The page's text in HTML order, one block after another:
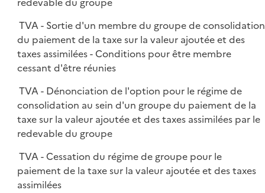
TVA - Sortie d'un membre du groupe de consolidation
du paiement de la taxe sur la valeur ajoutée et des
taxes assimilées - Conditions pour être membre
cessant d'être réunies
TVA - Dénonciation de l'option pour le régime de
consolidation au sein d'un groupe du paiement de la
taxe sur la valeur ajoutée et des taxes assimilées par le
redevable du groupe
TVA - Cessation du régime de groupe pour le
paiement de la taxe sur la valeur ajoutée et des taxes
assimilées